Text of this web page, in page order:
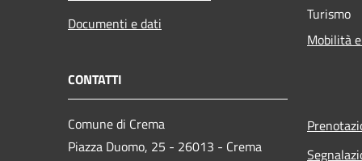
Documenti e dati
Turismo
Mobilità
CONTATTI
Comune di Crema
Piazza Duomo, 25 - 26013 - Crema